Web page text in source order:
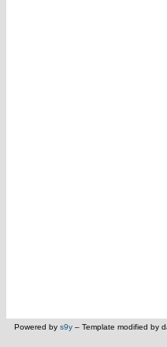
Powered by s9y – Template modified by